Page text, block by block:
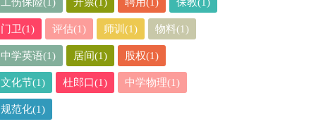
门卫(1) 评估(1) 师训(1) 物料(1)
中学英语(1) 居间(1) 股权(1)
文化节(1) 杜郎口(1) 中学物理(1)
规范化(1)